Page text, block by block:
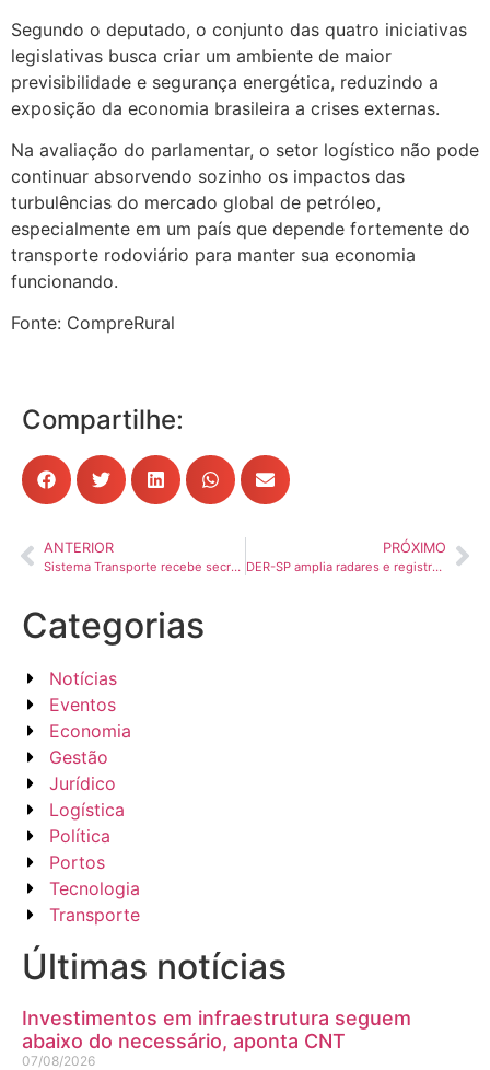
Segundo o deputado, o conjunto das quatro iniciativas
legislativas busca criar um ambiente de maior
previsibilidade e segurança energética, reduzindo a
exposição da economia brasileira a crises externas.
Na avaliação do parlamentar, o setor logístico não pode
continuar absorvendo sozinho os impactos das
turbulências do mercado global de petróleo,
especialmente em um país que depende fortemente do
transporte rodoviário para manter sua economia
funcionando.
Fonte: CompreRural
Compartilhe:
ANTERIOR
Sistema Transporte recebe secretário de Economia do DF em visita institucional
PRÓXIMO
DER-SP amplia radares e registra queda de vítimas nas rodovias estaduais
Categorias
Notícias
Eventos
Economia
Gestão
Jurídico
Logística
Política
Portos
Tecnologia
Transporte
Últimas notícias
Investimentos em infraestrutura seguem
abaixo do necessário, aponta CNT
07/08/2026